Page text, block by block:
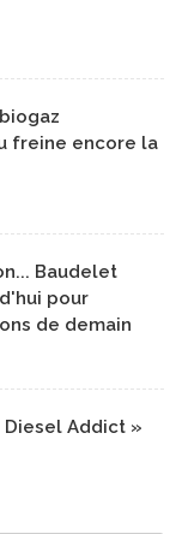
freine encore la
Baudelet
pour
de demain
Addict »